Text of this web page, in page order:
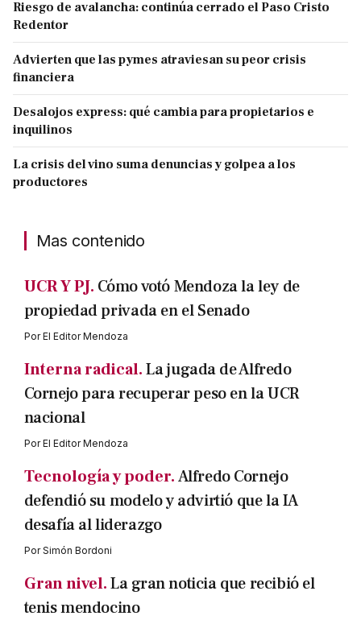
Riesgo de avalancha: continúa cerrado el Paso Cristo
Redentor
Advierten que las pymes atraviesan su peor crisis
financiera
Desalojos express: qué cambia para propietarios e
inquilinos
La crisis del vino suma denuncias y golpea a los
productores
Mas contenido
UCR Y PJ. Cómo votó Mendoza la ley de
propiedad privada en el Senado
PorEl Editor Mendoza
Interna radical.La jugada de Alfredo
Cornejo para recuperar peso en la UCR
nacional
PorEl Editor Mendoza
Tecnología y poder.Alfredo Cornejo
defendió su modelo y advirtió que la IA
desafía al liderazgo
PorSimón Bordoni
Gran nivel.La gran noticia que recibió el
tenis mendocino